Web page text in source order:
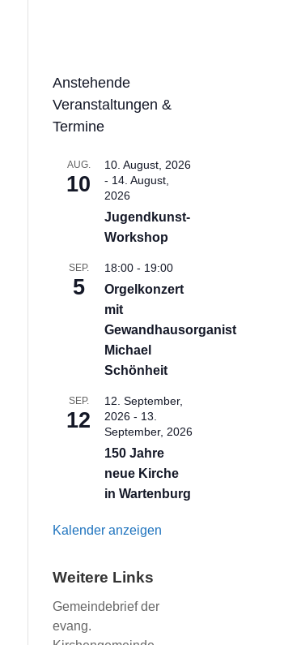
Anstehende
Veranstaltungen &
Termine
AUG.
10
10. August, 2026
- 14. August,
2026
Jugendkunst-
Workshop
SEP.
5
18:00 - 19:00
Orgelkonzert
mit
Gewandhausorganist
Michael
Schönheit
SEP.
12
12. September,
2026 - 13.
September, 2026
150 Jahre
neue Kirche
in Wartenburg
Kalender anzeigen
Weitere Links
Gemeindebrief der
evang.